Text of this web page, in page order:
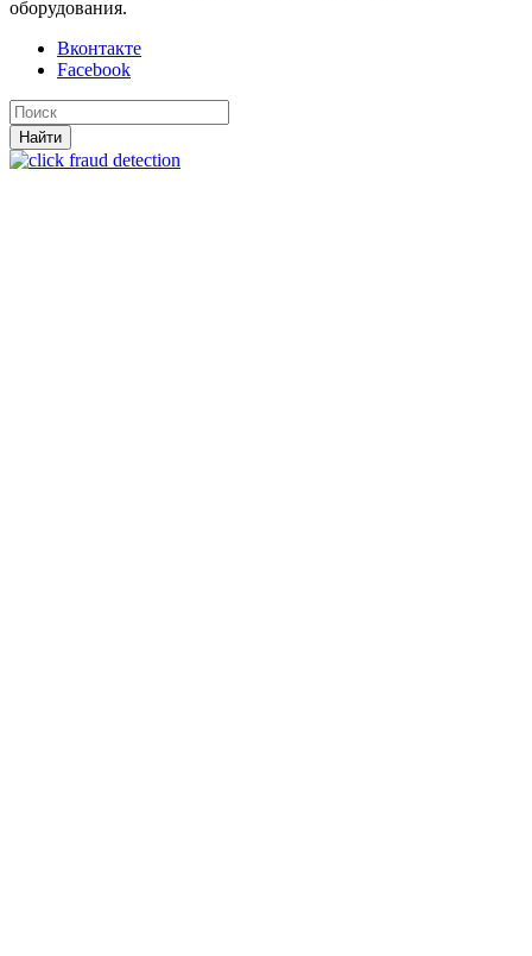
оборудования.
Вконтакте
Facebook
Найти